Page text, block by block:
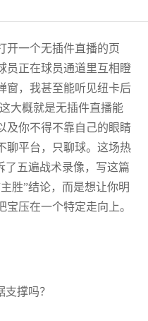
开一个无插件直播的页
员正在球员通道里互相瞪
窗，我甚至能听见纽卡后
大概就是无插件直播能
及你不得不靠自己的眼睛
聊平台，只聊球。这场热
了五遍战术录像，写这篇
胜”结论，而是想让你明
压在一个特定走向上。
撑吗？